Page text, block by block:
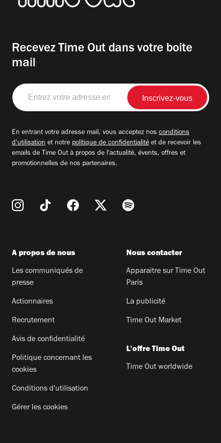
Recevez Time Out dans votre boite
mail
Entrez
votre
adresse
En entrant votre adresse mail, vous acceptez nos conditions
d'utilisation et notre politique de confidentialité et de recevoir les
emails de Time Out à propos de l'actualité, évents, offres et
promotionnelles de nos partenaires.
A propos de nous
Les communiqués de
presse
Actionnaires
Recrutement
Avis de confidentialité
Politique concernant les
cookies
Conditions d'utilisation
Gérer les cookies
Nous contacter
Apparaitre sur Time Out
Paris
La publicité
Time Out Market
L'offre Time Out
Time Out worldwide